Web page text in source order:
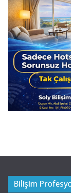
Bilişim